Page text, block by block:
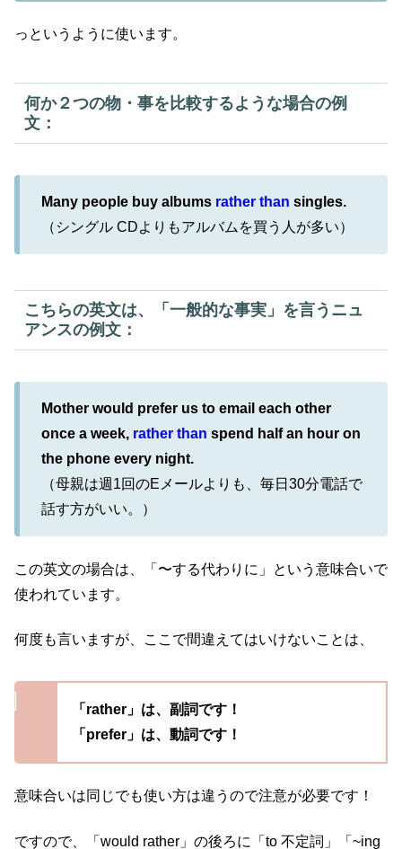
っというように使います。
何か２つの物・事を比較するような場合の例
文：
Many people buy albums rather than singles.
（シングル CDよりもアルバムを買う人が多い）
こちらの英文は、「一般的な事実」を言うニュ
アンスの例文：
Mother would prefer us to email each other
once a week, rather than spend half an hour on
the phone every night.
（母親は週1回のEメールよりも、毎日30分電話で
話す方がいい。）
この英文の場合は、「〜する代わりに」という意味合いで
使われています。
何度も言いますが、ここで間違えてはいけないことは、
「rather」は、副詞です！
「prefer」は、動詞です！
意味合いは同じでも使い方は違うので注意が必要です！
ですので、「would rather」の後ろに「to 不定詞」「~ing